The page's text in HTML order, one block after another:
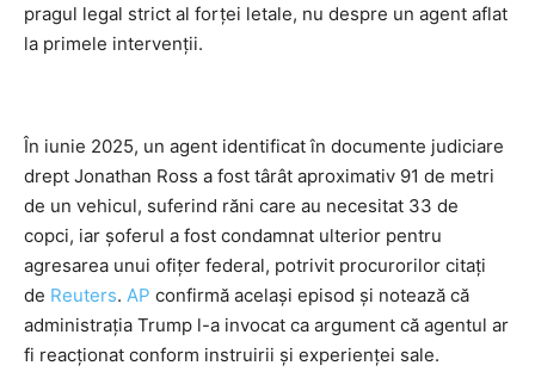
pragul legal strict al forței letale, nu despre un agent aflat
la primele intervenții.
În iunie 2025, un agent identificat în documente judiciare
drept Jonathan Ross a fost târât aproximativ 91 de metri
de un vehicul, suferind răni care au necesitat 33 de
copci, iar șoferul a fost condamnat ulterior pentru
agresarea unui ofițer federal, potrivit procurorilor citați
de Reuters. AP confirmă același episod și notează că
administrația Trump l-a invocat ca argument că agentul ar
fi reacționat conform instruirii și experienței sale.